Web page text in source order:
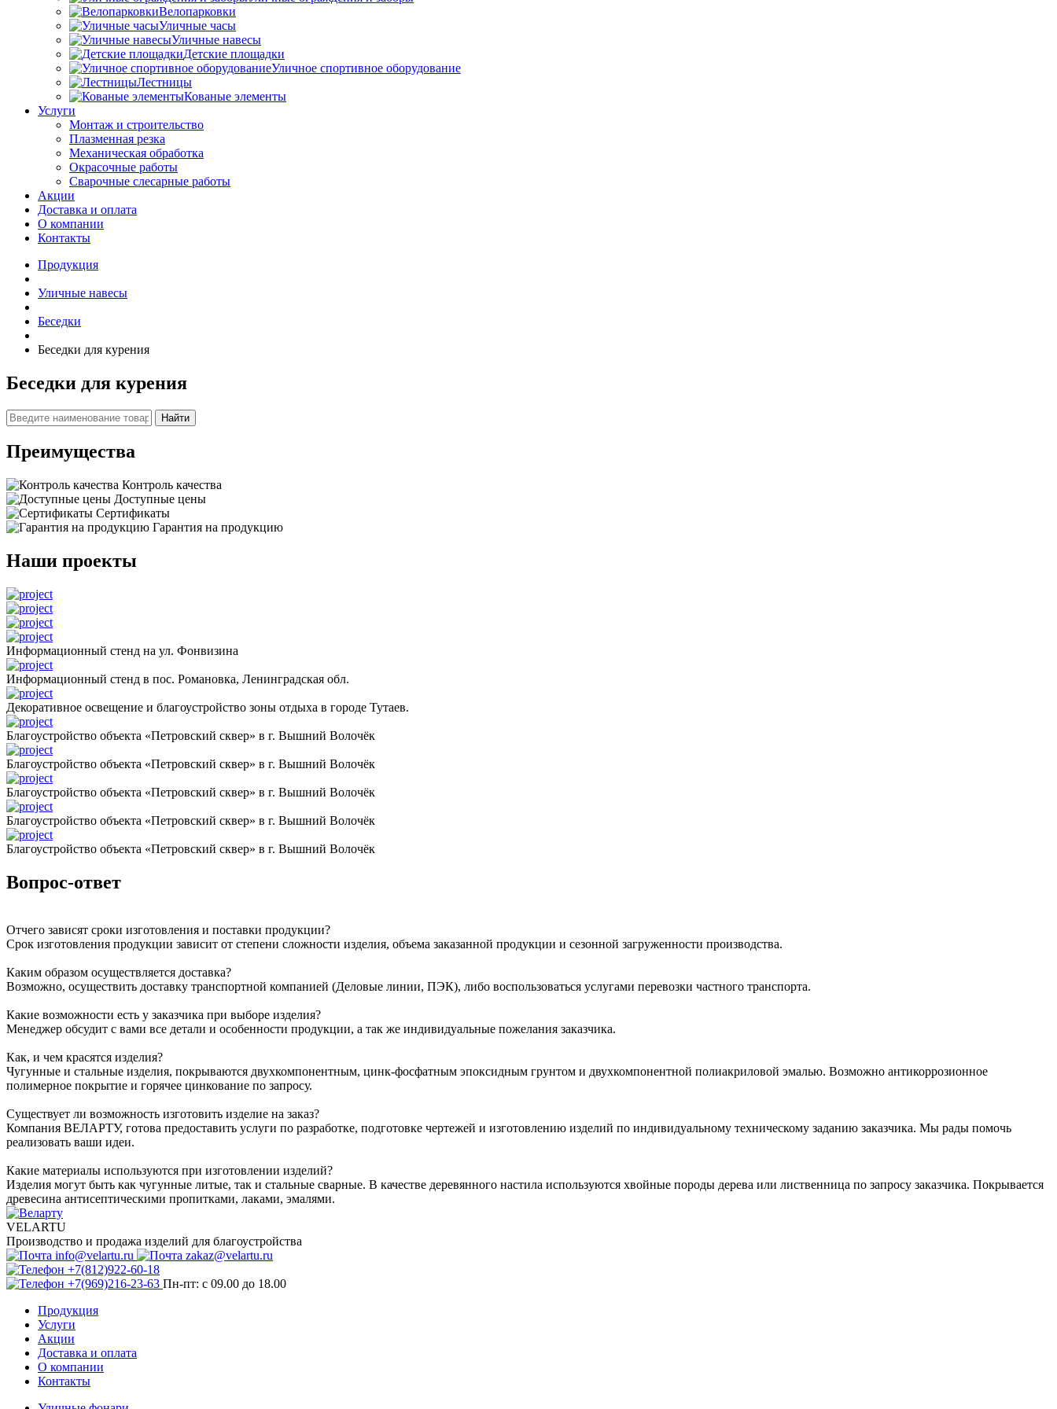
Велопарковки
Уличные часы
Уличные навесы
Детские площадки
Уличное спортивное оборудование
Лестницы
Кованые элементы
Услуги
Монтаж и строительство
Плазменная резка
Механическая обработка
Окрасочные работы
Сварочные слесарные работы
Акции
Доставка и оплата
О компании
Контакты
Продукция
Уличные навесы
Беседки
Беседки для курения
Беседки для курения
Найти
Преимущества
Контроль качества
Доступные цены
Сертификаты
Гарантия на продукцию
Наши проекты
Информационный стенд на ул. Фонвизина
Информационный стенд в пос. Романовка, Ленинградская обл.
Декоративное освещение и благоустройство зоны отдыха в городе Тутаев.
Благоустройство объекта «Петровский сквер» в г. Вышний Волочёк
Благоустройство объекта «Петровский сквер» в г. Вышний Волочёк
Благоустройство объекта «Петровский сквер» в г. Вышний Волочёк
Благоустройство объекта «Петровский сквер» в г. Вышний Волочёк
Благоустройство объекта «Петровский сквер» в г. Вышний Волочёк
Вопрос-ответ
Отчего зависят сроки изготовления и поставки продукции?
Срок изготовления продукции зависит от степени сложности изделия, объема заказанной продукции и сезонной загруженности производства.
Каким образом осуществляется доставка?
Возможно, осуществить доставку транспортной компанией (Деловые линии, ПЭК), либо воспользоваться услугами перевозки частного транспорта.
Какие возможности есть у заказчика при выборе изделия?
Менеджер обсудит с вами все детали и особенности продукции, а так же индивидуальные пожелания заказчика.
Как, и чем красятся изделия?
Чугунные и стальные изделия, покрываются двухкомпонентным, цинк-фосфатным эпоксидным грунтом и двухкомпонентной полиакриловой эмалью. Возможно антикоррозионное
полимерное покрытие и горячее цинкование по запросу.
Существует ли возможность изготовить изделие на заказ?
Компания ВЕЛАРТУ, готова предоставить услуги по разработке, подготовке чертежей и изготовлению изделий по индивидуальному техническому заданию заказчика. Мы рады помочь
реализовать ваши идеи.
Какие материалы используются при изготовлении изделий?
Изделия могут быть как чугунные литые, так и стальные сварные. В качестве деревянного настила используются хвойные породы дерева или лиственница по запросу заказчика. Покрывается
древесина антисептическими пропитками, лаками, эмалями.
VELARTU
Производство и продажа изделий для благоустройства
info@velartu.ru
zakaz@velartu.ru
+7(812)922-60-18
+7(969)216-23-63 Пн-пт: с 09.00 до 18.00
Продукция
Услуги
Акции
Доставка и оплата
О компании
Контакты